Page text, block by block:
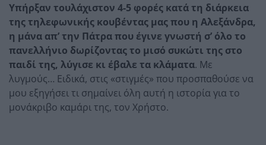
Yπήρξαν τουλάχιστον 4-5 φορές κατά τη διάρκεια
της τηλεφωνικής κουβέντας μας που η Αλεξάνδρα,
η μάνα απ’ την Πάτρα που έγινε γνωστή σ’ όλο το
πανελλήνιο δωρίζοντας το μισό συκώτι της στο
παιδί της, λύγισε κι έβαλε τα κλάματα. Με
λυγμούς… Ειδικά, στις «στιγμές» που προσπαθούσε να
μου εξηγήσει τι σημαίνει όλη αυτή η ιστορία για το
μονάκριβο καμάρι της, τον Χρήστο.